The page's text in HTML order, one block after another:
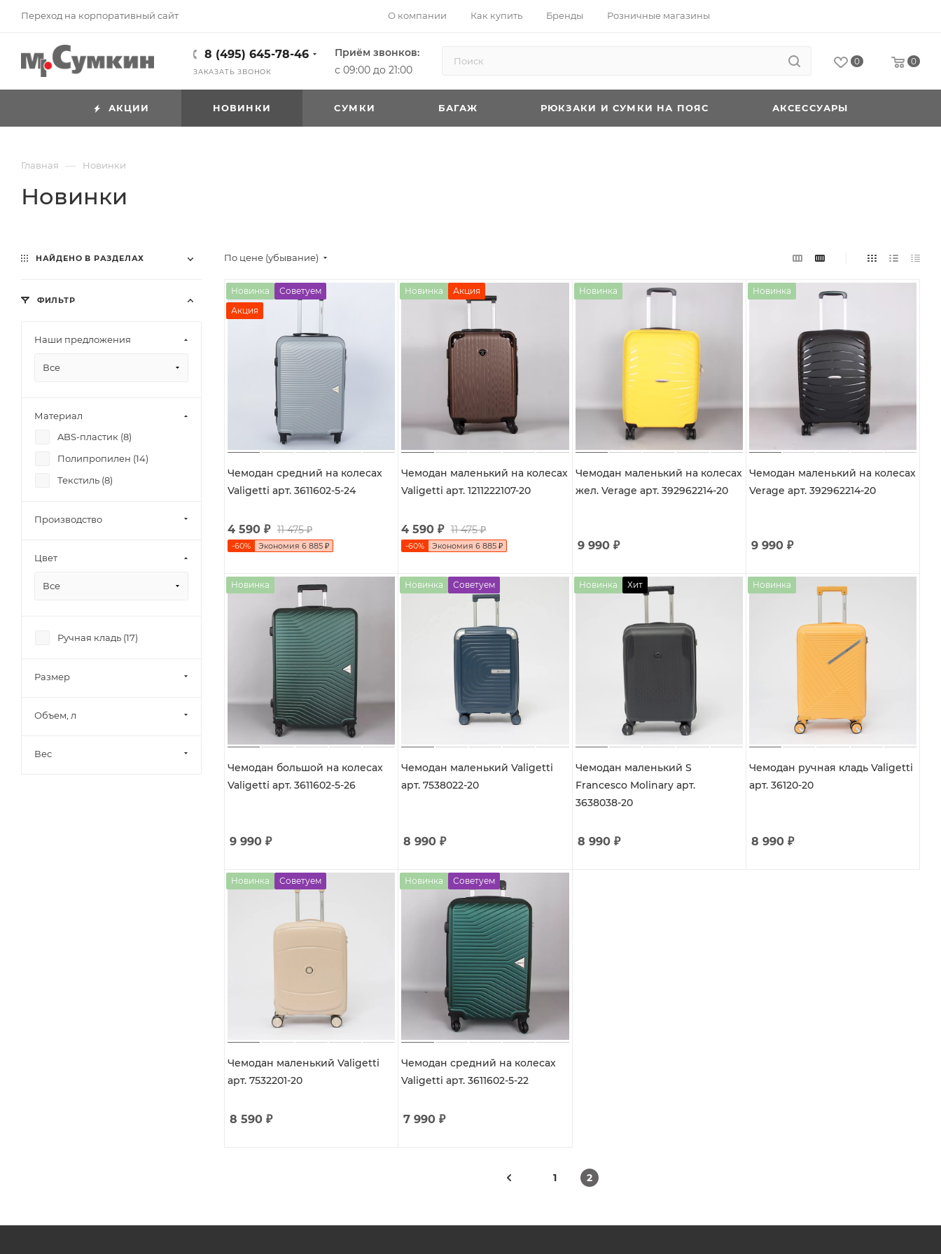
Переход на корпоративный сайт О компании Как купить Бренды Розничные магазины
8 (495) 645-78-46
ЗАКАЗАТЬ ЗВОНОК
Приём звонков:
с 09:00 до 21:00
0 0
АКЦИИ НОВИНКИ CУМКИ БАГАЖ РЮКЗАКИ И СУМКИ НА ПОЯС АКСЕССУАРЫ
Главная — Новинки
Новинки
По цене (убывание)
Новинка
Советуем
Акция
Чемодан средний на колесах
Valigetti арт. 3611602-5-24
4 590 ₽ 11 475₽
-60% Экономия 6 885 ₽
Новинка Акция
Чемодан маленький на колесах
Valigetti арт. 1211222107-20
4 590 ₽ 11 475₽
-60% Экономия6 885 ₽
Новинка
Чемодан маленький на колесах
жел. Verage арт. 392962214-20
9 990₽
Новинка
Чемодан маленький на колесах
Verage арт. 392962214-20
9 990₽
Новинка
Чемодан большой на колесах
Valigetti арт. 3611602-5-26
9 990 ₽
Новинка Советуем
Чемодан маленький Valigetti
арт. 7538022-20
8 990 ₽
Новинка Хит
Чемодан маленький S
Francesco Molinary арт.
3638038-20
8 990₽
Новинка
Чемодан ручная кладь Valigetti
арт. 36120-20
8 990₽
Новинка Советуем
Чемодан маленький Valigetti
арт. 7532201-20
8 590 ₽
Новинка Советуем
Чемодан средний на колесах
Valigetti арт. 3611602-5-22
7 990 ₽
1 2
НАЙДЕНО В РАЗДЕЛАХ
ФИЛЬТР
Наши предложения
Все
Материал
ABS-пластик (8)
Полипропилен (14)
Текстиль (8)
Производство
Цвет
Все
Ручная кладь (17)
Размер
Объем, л
Вес